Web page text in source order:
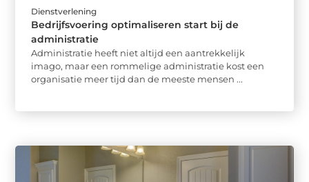
Dienstverlening
Bedrijfsvoering optimaliseren start bij de
administratie
Administratie heeft niet altijd een aantrekkelijk
imago, maar een rommelige administratie kost een
organisatie meer tijd dan de meeste mensen ...